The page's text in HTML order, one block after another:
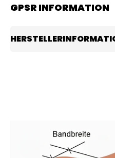
GPSR INFORMATION